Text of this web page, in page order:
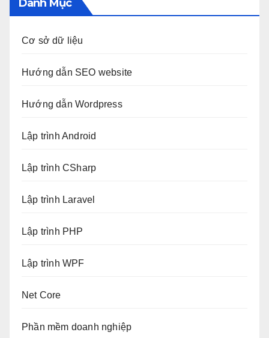
Danh Mục
Cơ sở dữ liệu
Hướng dẫn SEO website
Hướng dẫn Wordpress
Lập trình Android
Lập trình CSharp
Lập trình Laravel
Lập trình PHP
Lập trình WPF
Net Core
Phần mềm doanh nghiệp